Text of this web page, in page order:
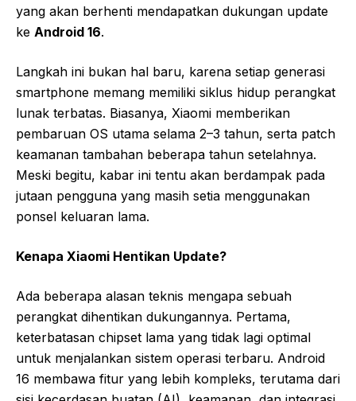
yang akan berhenti mendapatkan dukungan update
ke Android 16.
Langkah ini bukan hal baru, karena setiap generasi
smartphone memang memiliki siklus hidup perangkat
lunak terbatas. Biasanya, Xiaomi memberikan
pembaruan OS utama selama 2–3 tahun, serta patch
keamanan tambahan beberapa tahun setelahnya.
Meski begitu, kabar ini tentu akan berdampak pada
jutaan pengguna yang masih setia menggunakan
ponsel keluaran lama.
Kenapa Xiaomi Hentikan Update?
Ada beberapa alasan teknis mengapa sebuah
perangkat dihentikan dukungannya. Pertama,
keterbatasan chipset lama yang tidak lagi optimal
untuk menjalankan sistem operasi terbaru. Android
16 membawa fitur yang lebih kompleks, terutama dari